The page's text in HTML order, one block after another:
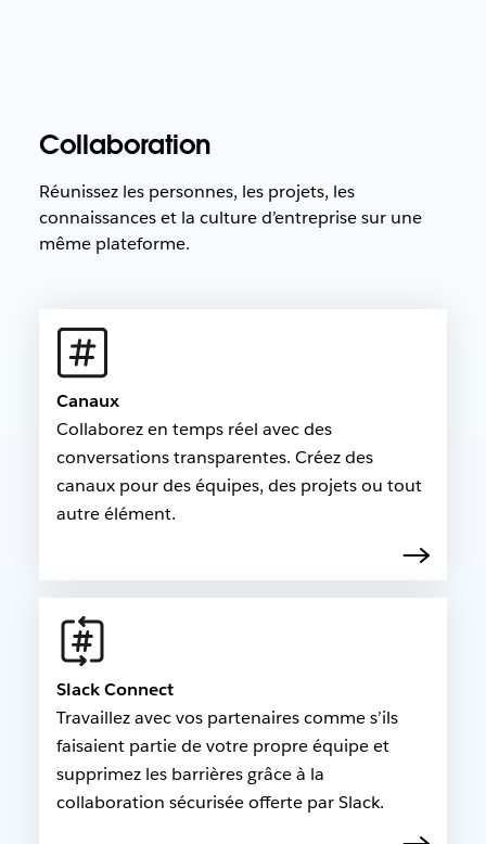
Collaboration
Réunissez les personnes, les projets, les
connaissances et la culture d’entreprise sur une
même plateforme.
Canaux
Collaborez en temps réel avec des
conversations transparentes. Créez des
canaux pour des équipes, des projets ou tout
autre élément.
Slack Connect
Travaillez avec vos partenaires comme s’ils
faisaient partie de votre propre équipe et
supprimez les barrières grâce à la
collaboration sécurisée offerte par Slack.